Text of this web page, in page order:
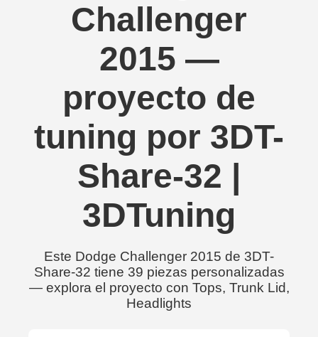
Challenger
2015 —
proyecto de
tuning por 3DT-
Share-32 |
3DTuning
Este Dodge Challenger 2015 de 3DT-
Share-32 tiene 39 piezas personalizadas
— explora el proyecto con Tops, Trunk Lid,
Headlights